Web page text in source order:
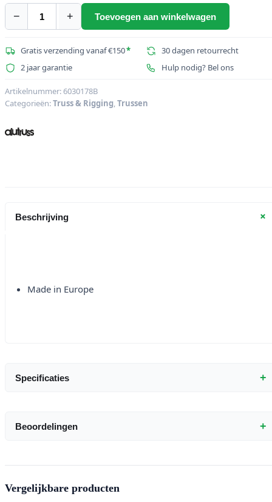
−
ALUTRUSS
Afstandsdeel
20mm
+ Toevoegen aan winkelwagen
Gratis verzending vanaf €150*
30 dagen retourrecht
2 jaar garantie
Hulp nodig? Bel ons
Artikelnummer:6030178B
Categorieën:Truss & Rigging,Trussen
Beschrijving +
Made in Europe
Specificaties +
Beoordelingen +
Vergelijkbare producten